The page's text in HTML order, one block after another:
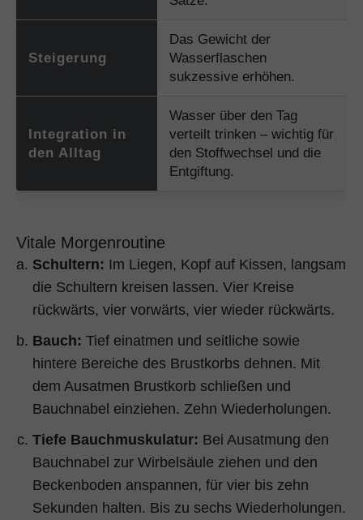
Steigerung
Das Gewicht der
Wasserflaschen
sukzessive erhöhen.
Integration in
den Alltag
Wasser über den Tag
verteilt trinken – wichtig für
den Stoffwechsel und die
Entgiftung.
Vitale Morgenroutine
Schultern: Im Liegen, Kopf auf Kissen, langsam
die Schultern kreisen lassen. Vier Kreise
rückwärts, vier vorwärts, vier wieder rückwärts.
Bauch: Tief einatmen und seitliche sowie
hintere Bereiche des Brustkorbs dehnen. Mit
dem Ausatmen Brustkorb schließen und
Bauchnabel einziehen. Zehn Wiederholungen.
Tiefe Bauchmuskulatur: Bei Ausatmung den
Bauchnabel zur Wirbelsäule ziehen und den
Beckenboden anspannen, für vier bis zehn
Sekunden halten. Bis zu sechs Wiederholungen.